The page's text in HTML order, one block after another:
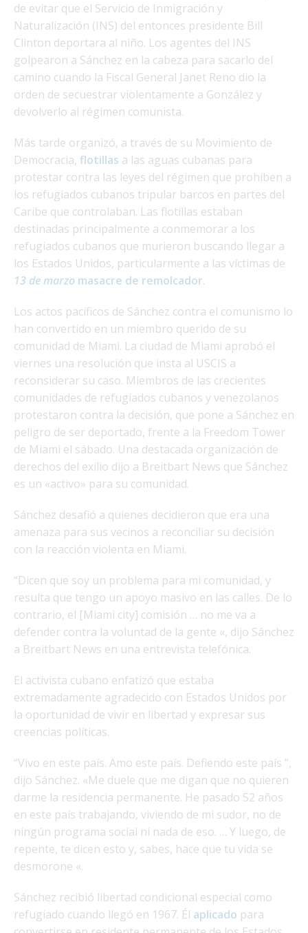
de evitar que el Servicio de Inmigración y
Naturalización (INS) del entonces presidente Bill
Clinton deportara al niño. Los agentes del INS
golpearon a Sánchez en la cabeza para sacarlo del
camino cuando la Fiscal General Janet Reno dio la
orden de secuestrar violentamente a González y
devolverlo al régimen comunista.
Más tarde organizó, a través de su Movimiento de
Democracia, flotillas a las aguas cubanas para
protestar contra las leyes del régimen que prohíben a
los refugiados cubanos tripular barcos en partes del
Caribe que controlaban. Las flotillas estaban
destinadas principalmente a conmemorar a los
refugiados cubanos que murieron buscando llegar a
los Estados Unidos, particularmente a las víctimas de
13 de marzo masacre de remolcador.
Los actos pacíficos de Sánchez contra el comunismo lo
han convertido en un miembro querido de su
comunidad de Miami. La ciudad de Miami aprobó el
viernes una resolución que insta al USCIS a
reconsiderar su caso. Miembros de las crecientes
comunidades de refugiados cubanos y venezolanos
protestaron contra la decisión, que pone a Sánchez en
peligro de ser deportado, frente a la Freedom Tower
de Miami el sábado. Una destacada organización de
derechos del exilio dijo a Breitbart News que Sánchez
es un «activo» para su comunidad.
Sánchez desafió a quienes decidieron que era una
amenaza para sus vecinos a reconciliar su decisión
con la reacción violenta en Miami.
“Dicen que soy un problema para mi comunidad, y
resulta que tengo un apoyo masivo en las calles. De lo
contrario, el [Miami city] comisión … no me va a
defender contra la voluntad de la gente «, dijo Sánchez
a Breitbart News en una entrevista telefónica.
El activista cubano enfatizó que estaba
extremadamente agradecido con Estados Unidos por
la oportunidad de vivir en libertad y expresar sus
creencias políticas.
“Vivo en este país. Amo este país. Defiendo este país ”,
dijo Sánchez. «Me duele que me digan que no quieren
darme la residencia permanente. He pasado 52 años
en este país trabajando, viviendo de mi sudor, no de
ningún programa social ni nada de eso. … Y luego, de
repente, te dicen esto y, sabes, hace que tu vida se
desmorone «.
Sánchez recibió libertad condicional especial como
refugiado cuando llegó en 1967. Él aplicado para